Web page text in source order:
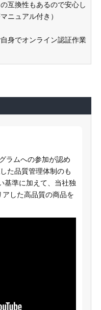
互換性もあるので安心し
ニュアル付き）
身でオンライン認証作業
ラムへの参加が認め
た品質管理体制のも
基準に加えて、当社独
した高品質の商品を